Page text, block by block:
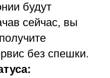
будут
сейчас, вы
без спешки.